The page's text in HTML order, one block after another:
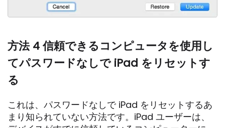
方法 4 信頼できるコンピュータを使用し
てパスワードなしで iPad をリセットす
る
これは、パスワードなしで iPad をリセットするあ
まり知られていない方法です。iPad ユーザーは、